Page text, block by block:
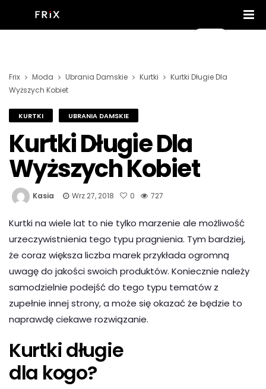
Frix Moda Ubrania Damskie Kurtki
Kurtki Długie Dla
Wyższych Kobiet
KURTKI UBRANIA DAMSKIE
Kurtki Długie Dla
Wyższych Kobiet
Kasia Wrz 27, 2018 0 727
Kurtki na wiele lat to nie tylko marzenie ale możliwość
urzeczywistnienia tego typu pragnienia. Tym bardziej,
że coraz większa liczba marek przykłada ogromną
uwagę do jakości swoich produktów. Koniecznie należy
samodzielnie podejść do tego typu tematów z
zupełnie innej strony, a może się okazać że będzie to
naprawdę ciekawe rozwiązanie.
Kurtki długie
dla kogo?